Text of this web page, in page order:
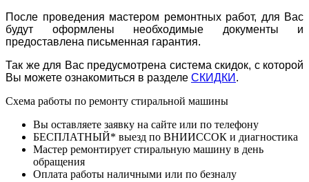
После проведения мастером ремонтных работ, для Вас
будут оформлены необходимые документы и
предоставлена письменная гарантия.
Так же для Вас предусмотрена система скидок, с которой
Вы можете ознакомиться в разделе СКИДКИ .
Схема работы по ремонту стиральной машины
Вы оставляете заявку на сайте или по телефону
БЕСПЛАТНЫЙ* выезд по ВНИИССОК и диагностика
Мастер ремонтирует стиральную машину в день
обращения
Оплата работы наличными или по безналу